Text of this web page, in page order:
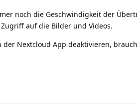
noch die Geschwindigkeit der
auf die Bilder und Videos.
Nextcloud App deaktivieren,